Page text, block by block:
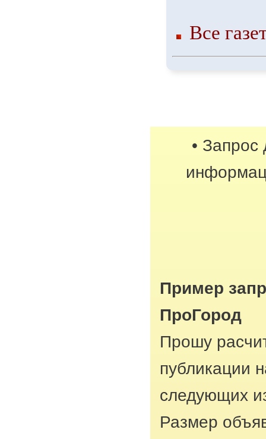
Все
• Запрос
Пример
ПроГород
Прошу
публикации
следующих
Размер